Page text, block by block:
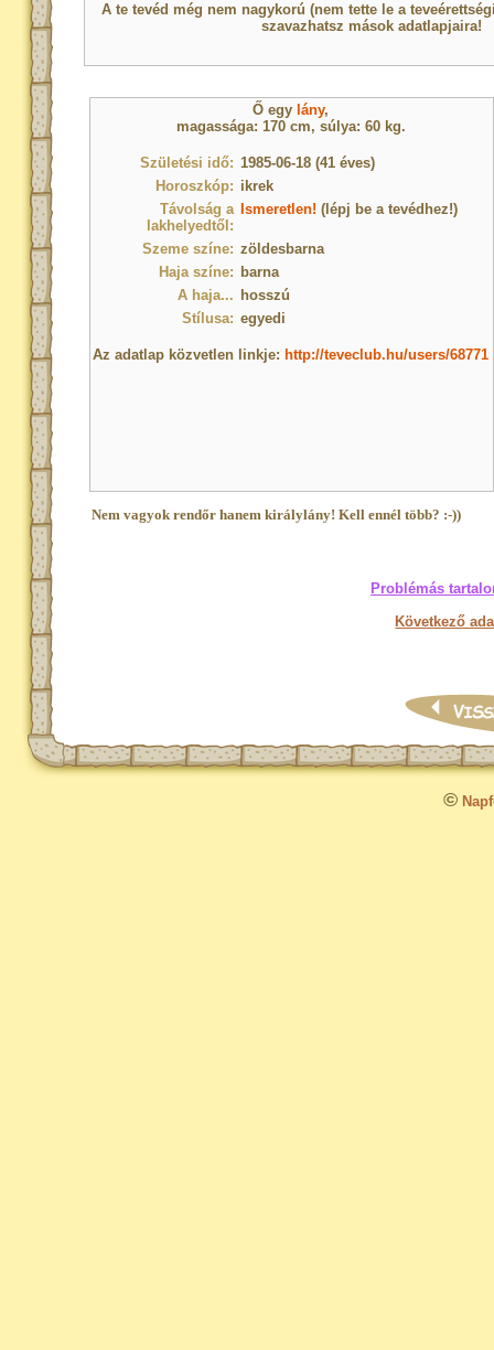
A te tevéd még nem nagykorú (nem tette le a
szavazhatsz mások adatlapjaira!
Ő egy lány,
magassága: 170 cm, súlya: 60 kg.
Születési idő: 1985-06-18 (41 éves)
Horoszkóp: ikrek
Távolság a
lakhelyedtől:
Ismeretlen! (lépj be a tevédhez!)
Szeme színe: zöldesbarna
Haja színe: barna
A haja... hosszú
Stílusa: egyedi
Az adatlap közvetlen linkje: http://teveclub.hu/users/68771
Nem vagyok rendőr hanem királylány! Kell ennél több? :-))
Problémás
Következő
©